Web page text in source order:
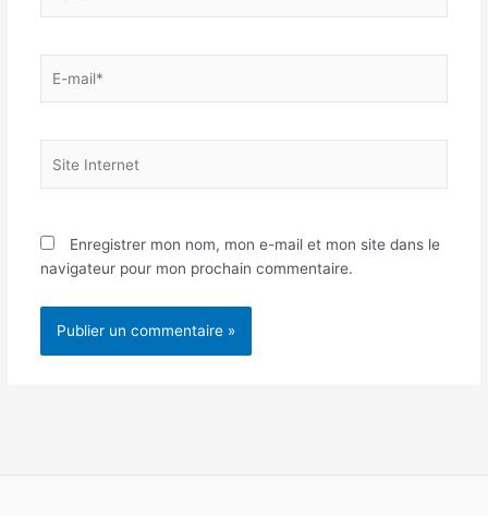
mail*
Internet
Enregistrer mon nom, mon e-mail et mon site dans le
navigateur pour mon prochain commentaire.